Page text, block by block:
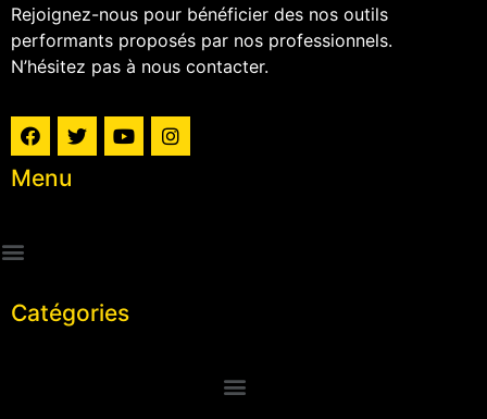
Rejoignez-nous pour bénéficier des nos outils
performants proposés par nos professionnels.
N’hésitez pas à nous contacter.
Menu
Catégories